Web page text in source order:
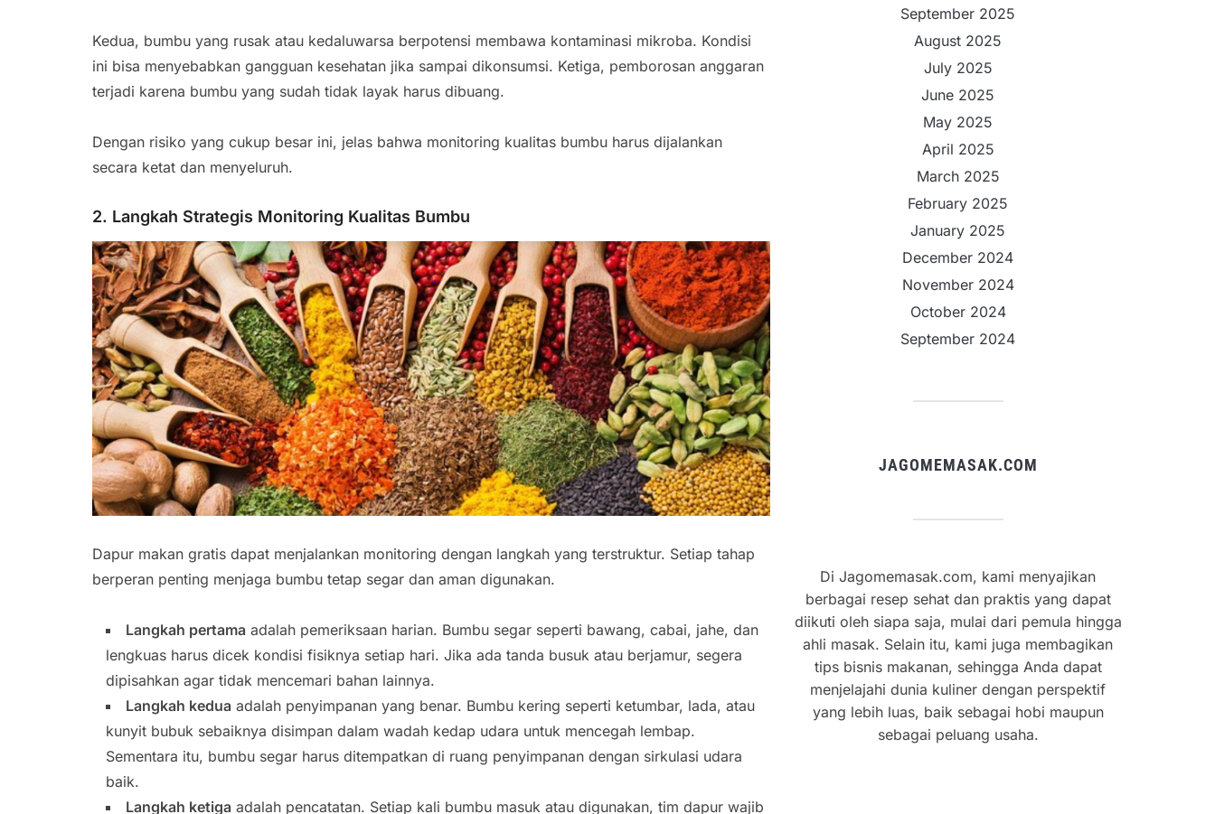
Kedua, bumbu yang rusak atau kedaluwarsa berpotensi membawa kontaminasi mikroba. Kondisi
ini bisa menyebabkan gangguan kesehatan jika sampai dikonsumsi. Ketiga, pemborosan anggaran
terjadi karena bumbu yang sudah tidak layak harus dibuang.
Dengan risiko yang cukup besar ini, jelas bahwa monitoring kualitas bumbu harus dijalankan
secara ketat dan menyeluruh.
2. Langkah Strategis Monitoring Kualitas Bumbu
Dapur makan gratis dapat menjalankan monitoring dengan langkah yang terstruktur. Setiap tahap
berperan penting menjaga bumbu tetap segar dan aman digunakan.
Langkah pertama adalah pemeriksaan harian. Bumbu segar seperti bawang, cabai, jahe, dan
lengkuas harus dicek kondisi fisiknya setiap hari. Jika ada tanda busuk atau berjamur, segera
dipisahkan agar tidak mencemari bahan lainnya.
Langkah kedua adalah penyimpanan yang benar. Bumbu kering seperti ketumbar, lada, atau
kunyit bubuk sebaiknya disimpan dalam wadah kedap udara untuk mencegah lembap.
Sementara itu, bumbu segar harus ditempatkan di ruang penyimpanan dengan sirkulasi udara
baik.
Langkah ketiga adalah pencatatan. Setiap kali bumbu masuk atau digunakan, tim dapur wajib
September 2025
August 2025
July 2025
June 2025
May 2025
April 2025
March 2025
February 2025
January 2025
December 2024
November 2024
October 2024
September 2024
JAGOMEMASAK.COM
Di Jagomemasak.com, kami menyajikan
berbagai resep sehat dan praktis yang dapat
diikuti oleh siapa saja, mulai dari pemula hingga
ahli masak. Selain itu, kami juga membagikan
tips bisnis makanan, sehingga Anda dapat
menjelajahi dunia kuliner dengan perspektif
yang lebih luas, baik sebagai hobi maupun
sebagai peluang usaha.